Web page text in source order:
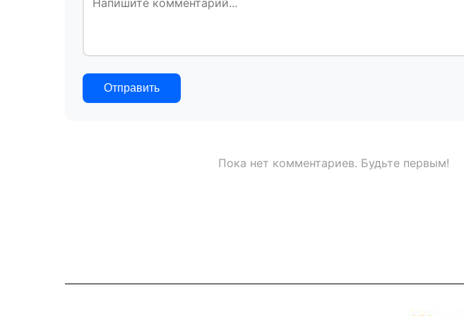
Отправить
Пока нет комментариев. Будьте первым!